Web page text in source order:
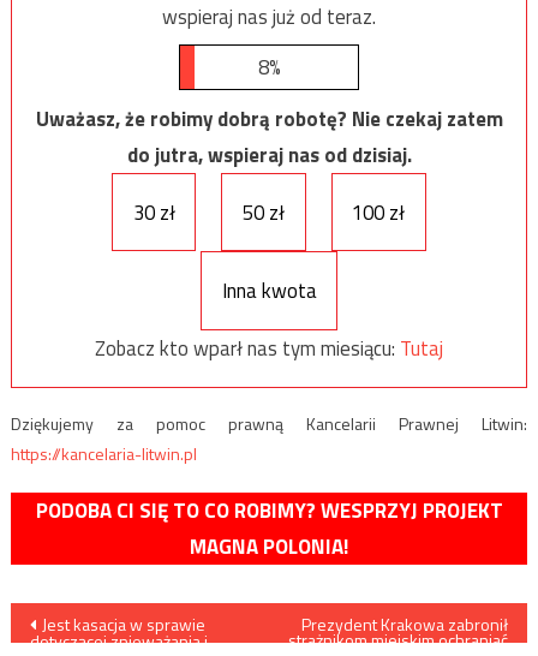
wspieraj nas już od teraz.
8%
Uważasz, że robimy dobrą robotę? Nie czekaj zatem
do jutra, wspieraj nas od dzisiaj.
30 zł
50 zł 100 zł
Inna kwota
Zobacz kto wparł nas tym miesiącu: Tutaj
Dziękujemy za pomoc prawną Kancelarii Prawnej Litwin:
https://kancelaria-litwin.pl
PODOBA CI SIĘ TO CO ROBIMY? WESPRZYJ PROJEKT
MAGNA POLONIA!
Nawigacja
Jest kasacja w sprawie
dotyczącej znieważania i
Prezydent Krakowa zabronił
strażnikom miejskim ochraniać